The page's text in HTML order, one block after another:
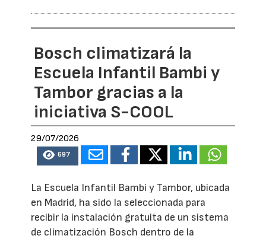
Bosch climatizará la
Escuela Infantil Bambi y
Tambor gracias a la
iniciativa S-COOL
29/07/2026
697
La Escuela Infantil Bambi y Tambor, ubicada
en Madrid, ha sido la seleccionada para
recibir la instalación gratuita de un sistema
de climatización Bosch dentro de la